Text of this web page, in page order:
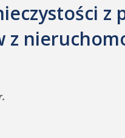
z